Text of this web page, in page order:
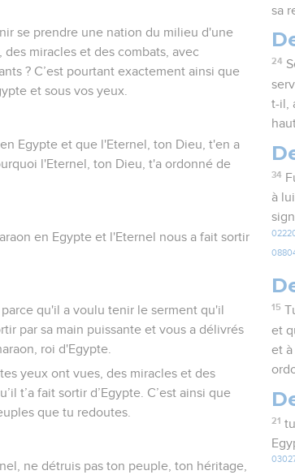
se prendre une nation du milieu d'une
miracles et des combats, avec
? C’est pourtant exactement ainsi que
et sous vos yeux.
Egypte et que l'Eternel, ton Dieu, t'en a
l'Eternel, ton Dieu, t'a ordonné de
en Egypte et l'Eternel nous a fait sortir
qu'il a voulu tenir le serment qu'il
par sa main puissante et vous a délivrés
roi d'Egypte.
yeux ont vues, des miracles et des
t’a fait sortir d’Egypte. C’est ainsi que
que tu redoutes.
ne détruis pas ton peuple, ton héritage,
sa
24
t-il,
34
à
15
et
et
21